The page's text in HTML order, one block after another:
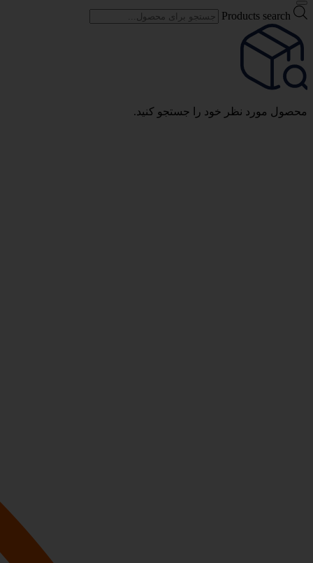
Products search
محصول مورد نظر خود را جستجو کنید.